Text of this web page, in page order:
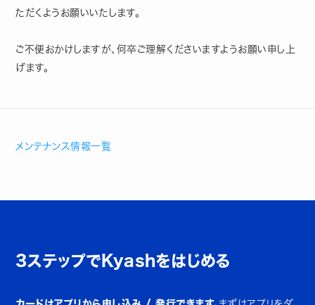
ただくようお願いいたします。
ご不便おかけしますが、何卒ご理解くださいますようお願い申し上
げます。
メンテナンス情報一覧
3ステップでKyashをはじめる